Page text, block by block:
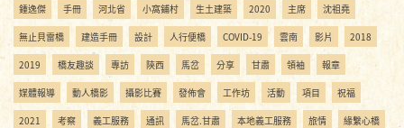
鍾逸傑 手冊 河北省 小窩鋪村 生土建築 2020 主席 沈祖堯
無止貝雷橋 建造手冊 設計 人行便橋 COVID-19 雲南 影片 2018
2019 橋友趣談 專訪 陝西 馬岔 分享 甘肅 領袖 報章
媒體報導 動人橋影 攝影比賽 發佈會 工作坊 活動 項目 祝福
2021 考察 義工服務 通訊 馬岔.甘肅 本地義工服務 旅情 緣繫心橋